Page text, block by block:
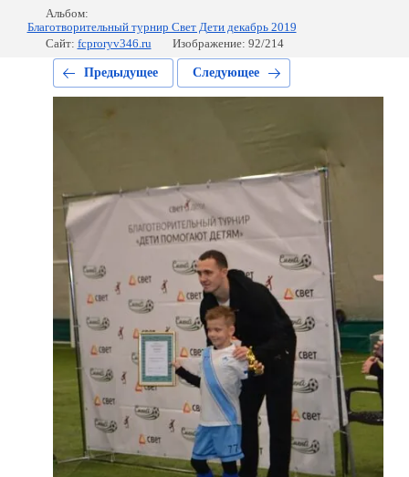
Альбом:
Благотворительный турнир Свет Дети декабрь 2019
Сайт: fcproryv346.ru Изображение: 92/214
Предыдущее Следующее